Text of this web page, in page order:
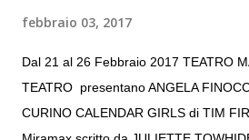
febbraio 03, 2017
Dal 21 al 26 Febbraio 2017 TEATRO
TEATRO presentano ANGELA
CURINO CALENDAR GIRLS di TIM